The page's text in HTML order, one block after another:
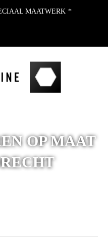
MAATWERK
OP MAAT